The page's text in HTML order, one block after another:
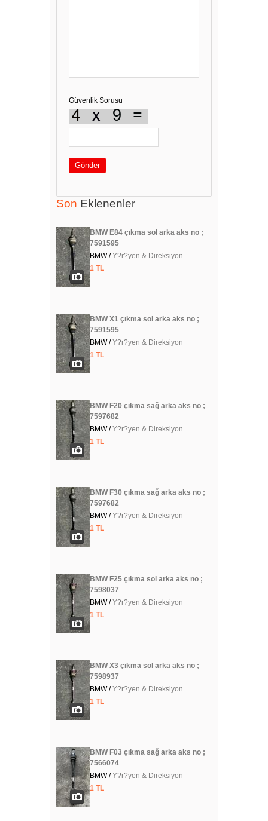
Güvenlik Sorusu
Gönder
Son Eklenenler
BMW E84 çıkma sol arka aks no ;
7591595
BMW /Y?r?yen & Direksiyon
1 TL
BMW X1 çıkma sol arka aks no ;
7591595
BMW /Y?r?yen & Direksiyon
1 TL
BMW F20 çıkma sağ arka aks no ;
7597682
BMW /Y?r?yen & Direksiyon
1 TL
BMW F30 çıkma sağ arka aks no ;
7597682
BMW /Y?r?yen & Direksiyon
1 TL
BMW F25 çıkma sol arka aks no ;
7598037
BMW /Y?r?yen & Direksiyon
1 TL
BMW X3 çıkma sol arka aks no ;
7598937
BMW /Y?r?yen & Direksiyon
1 TL
BMW F03 çıkma sağ arka aks no ;
7566074
BMW /Y?r?yen & Direksiyon
1 TL